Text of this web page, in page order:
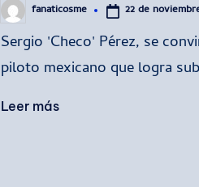
Publicado
por
fanaticosme 22 de
Sergio 'Checo' Pérez, se
piloto mexicano que logra
Leer más